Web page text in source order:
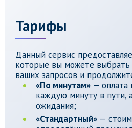
Тарифы
Данный сервис
которые вы можете выбрать
ваших запросов и
«По минутам» — оплата
каждую минуту в пути,
ожидания;
«Стандартный» —